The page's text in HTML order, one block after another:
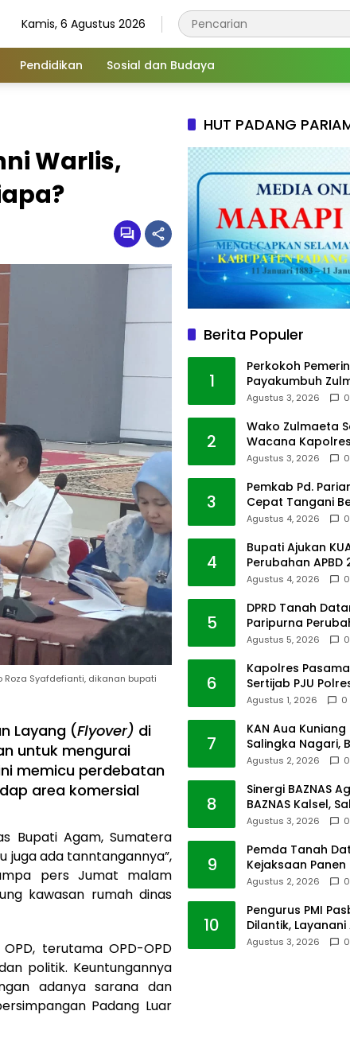
Kamis, 6 Agustus 2026
Pendidikan Sosial dan Budaya
Warlis,
Roza Syafdefianti, dikanan bupati
Layang (Flyover) di
untuk mengurai
memicu perdebatan
area komersial
Bupati Agam, Sumatera
juga ada tanntangannya”,
pers Jumat malam
kawasan rumah dinas
terutama OPD-OPD
politik. Keuntungannya
adanya sarana dan
Padang Luar
HUT PADANG
Berita Populer
1
Perkokoh
Payakumbuh
Jabatan
Agustus 3, 2026 0
2
Wako Zulmaeta
Wacana
Kamera Pantau
Agustus 3, 2026 0
3
Pemkab Pd.
Cepat Tangani
Cuaca Ekstrem
Agustus 4, 2026 0
4
Bupati Ajukan
Perubahan APBD
Pendapatan
Agustus 4, 2026 0
5
DPRD Tanah
Paripurna
dan PPAS Tahun
Agustus 5, 2026 0
6
Kapolres
Sertijab PJU
Sungai Beremas
Agustus 1, 2026 0
7
KAN Aua
Salingka Nagari,
Kitabullah
Agustus 2, 2026 0
8
Sinergi BAZNAS
BAZNAS Kalsel,
Bencana Alam
Agustus 3, 2026 0
9
Pemda Tanah
Kejaksaan
Merah di Sawah
Agustus 2, 2026 0
10
Pengurus PMI
Dilantik,
ke Padang
Agustus 3, 2026 0